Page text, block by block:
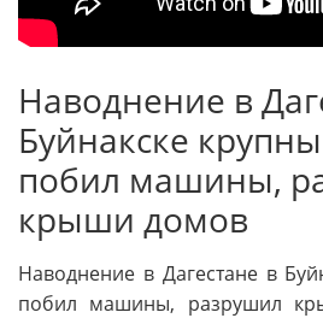
Наводнение в
Буйнакске
побил машины,
крыши домов
Наводнение в Дагестане в
побил машины, разрушил